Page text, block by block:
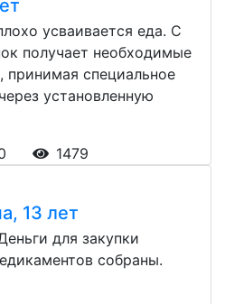
усваивается еда. С
получает необходимые
принимая специальное
установленную
1479
13 лет
для закупки
собраны.